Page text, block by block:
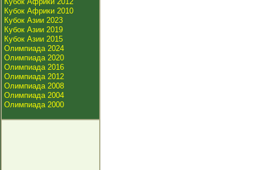
Кубок Африки 2010
Кубок Азии 2023
Кубок Азии 2019
Кубок Азии 2015
Олимпиада 2024
Олимпиада 2020
Олимпиада 2016
Олимпиада 2012
Олимпиада 2008
Олимпиада 2004
Олимпиада 2000